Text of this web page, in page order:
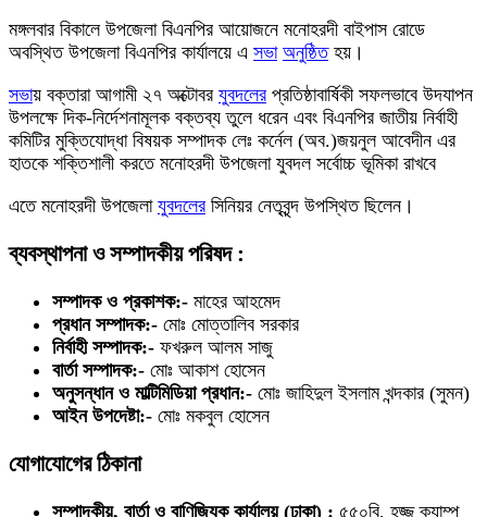
মঙ্গলবার বিকালে উপজেলা বিএনপির আয়োজনে মনোহরদী বাইপাস রোডে
অবস্থিত উপজেলা বিএনপির কার্যালয়ে এ সভা অনুষ্ঠিতহয়।
সভায় বক্তারা আগামী ২৭ অক্টোবর যুবদলেরপ্রতিষ্ঠাবার্ষিকী সফলভাবে উদযাপন
উপলক্ষে দিক-নির্দেশনামূলক বক্তব্য তুলে ধরেন এবং বিএনপির জাতীয় নির্বাহী
কমিটির মুক্তিযোদ্ধা বিষয়ক সম্পাদক লেঃ কর্নেল (অব.)জয়নুল আবেদীন এর
হাতকে শক্তিশালী করতে মনোহরদী উপজেলা যুবদল সর্বোচ্চ ভূমিকা রাখবে
এতে মনোহরদী উপজেলা যুবদলেরসিনিয়র নেতৃবৃন্দ উপস্থিত ছিলেন।
ব্যবস্থাপনা ও সম্পাদকীয় পরিষদ :
সম্পাদক ও প্রকাশক:- মাহের আহমেদ
প্রধান সম্পাদক:- মোঃ মোত্তালিব সরকার
নির্বাহী সম্পাদক:- ফখরুল আলম সাজু
বার্তা সম্পাদক:- মোঃ আকাশ হোসেন
অনুসন্ধান ও মাল্টিমিডিয়া প্রধান:- মোঃ জাহিদুল ইসলাম খন্দকার (সুমন)
আইন উপদেষ্টা:- মোঃ মকবুল হোসেন
যোগাযোগের ঠিকানা
সম্পাদকীয়, বার্তা ও বাণিজ্যিক কার্যালয় (ঢাকা) : ৫৫০বি, হজ্জ ক্যাম্প